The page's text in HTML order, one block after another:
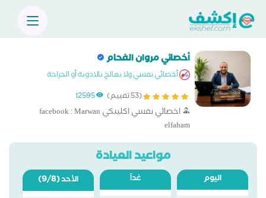
أخصائي مروان الفحام
أخصائي نفسي ولا يعالج بالادوية أو الجراحة
(53 تقييم)
12595
اخصائي نفسي اكلينكي facebook : Marwan
elfaham
مواعيد العيادة
اليوم غداً الأحد(9/8)